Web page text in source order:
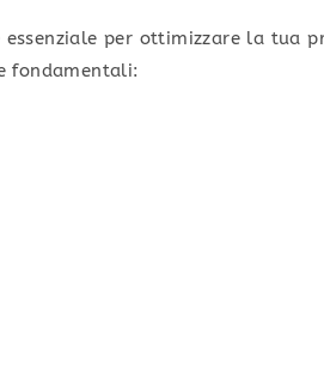
per ottimizzare la tua
fondamentali: